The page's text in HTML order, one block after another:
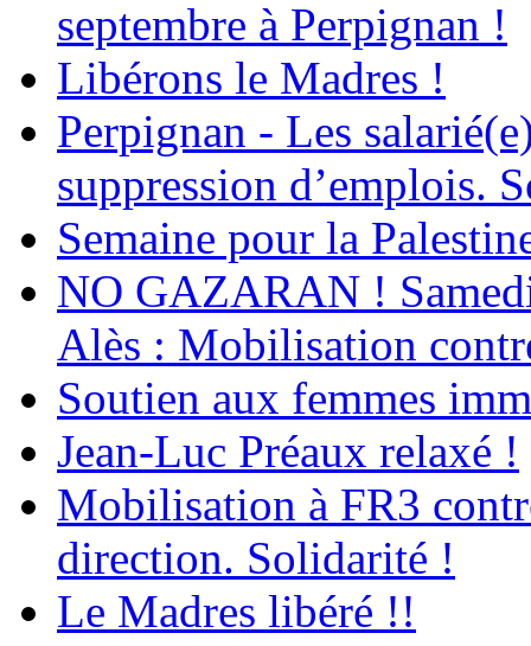
septembre à Perpignan !
Libérons le Madres !
Perpignan - Les
suppression d’emplois.
Semaine pour la
NO GAZARAN !
Alès : Mobilisation
Soutien aux femmes
Jean-Luc Préaux relaxé !
Mobilisation à FR3
direction. Solidarité !
Le Madres libéré !!